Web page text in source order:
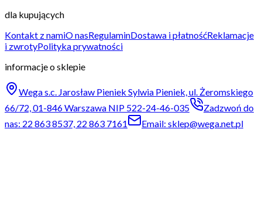
dla kupujących
Kontakt z namiO nasRegulaminDostawa i płatnośćReklamacje
i zwrotyPolityka prywatności
informacje o sklepie
Wega s.c. Jarosław Pieniek Sylwia Pieniek, ul. Żeromskiego
66/72, 01-846 Warszawa NIP 522-24-46-035
Zadzwoń do
nas: 22 863 8537, 22 863 7161
Email: sklep@wega.net.pl